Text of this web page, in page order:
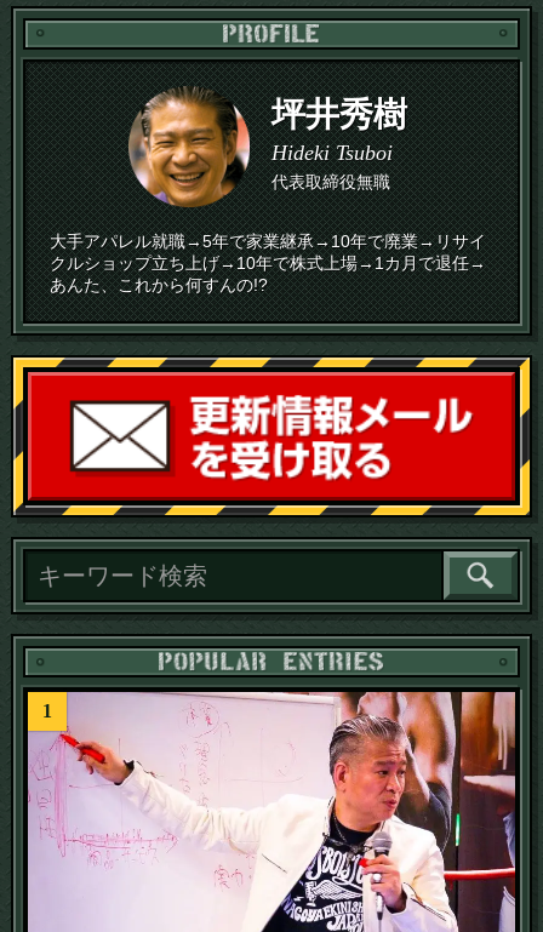
坪井秀樹
Hideki Tsuboi
代表取締役無職
大手アパレル就職→5年で家業継承→10年で廃業→リサイ
クルショップ立ち上げ→10年で株式上場→1カ月で退任→
あんた、これから何すんの!?
読
1